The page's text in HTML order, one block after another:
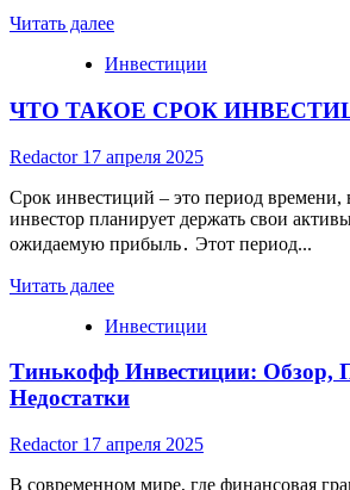
Читать далееRead
about
в
стоит
ли
игра
свеч?
Инвестиции
ЧТО ТАКОЕ СРОК
Redactor 17 апреля 2025
Срок инвестиций – это период времени,
инвестор планирует держать свои
ожидаемую прибыль․ Этот период...
Читать далееRead
about
ТАКОЕ
СРОК
ИНВЕСТИЦИЙ
Инвестиции
Тинькофф Инвестиции: Обзор,
Недостатки
Redactor 17 апреля 2025
В современном мире, где финансовая